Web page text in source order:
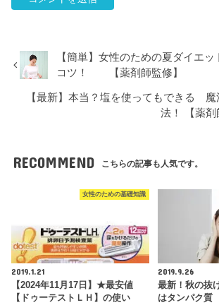
【簡単】女性のための夏ダイエ
コツ！ 【薬剤師監修】
【最新】本当？塩を使ってもできる 魔
法！ 【薬剤
RECOMMEND こちらの記事も人気です。
女性のための基礎知識
2019.1.21
【2024年11月17日】★最安値
【ドゥーテストＬＨ】の使い
2019.9.26
最新！秋の抜
はタンパク質